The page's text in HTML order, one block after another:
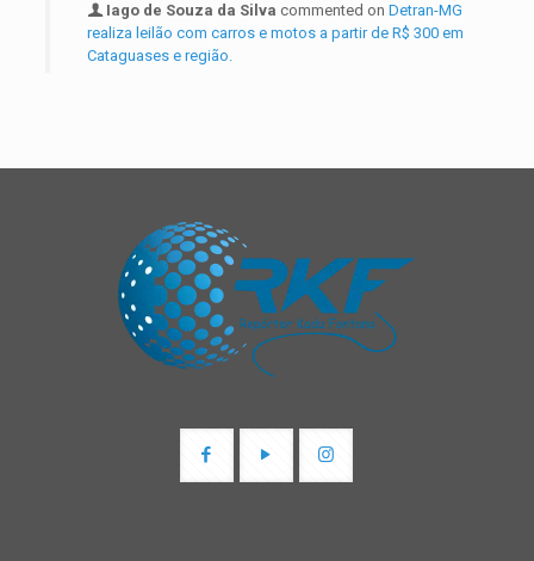
Iago de Souza da Silva commented on Detran-MG
realiza leilão com carros e motos a partir de R$ 300 em
Cataguases e região.